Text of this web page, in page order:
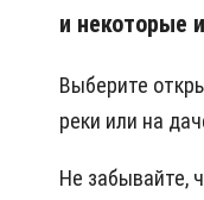
и некоторые
Выберите
реки или на
Не забывайте,